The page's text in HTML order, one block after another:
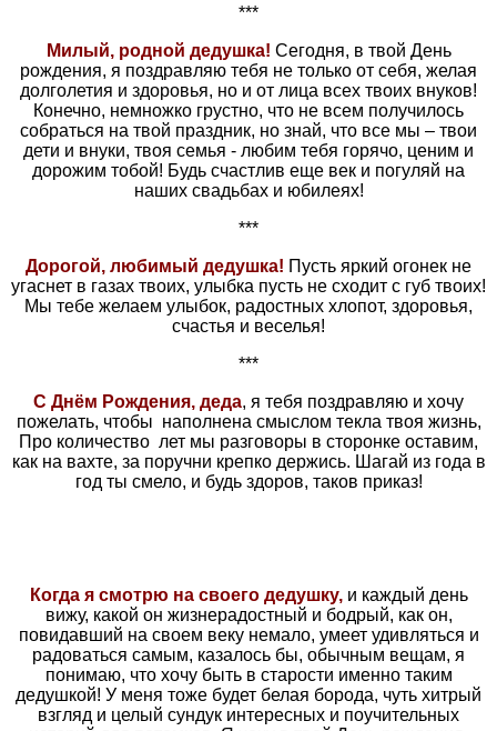
***
Милый, родной дедушка! Сегодня, в твой День
рождения, я поздравляю тебя не только от себя, желая
долголетия и здоровья, но и от лица всех твоих внуков!
Конечно, немножко грустно, что не всем получилось
собраться на твой праздник, но знай, что все мы – твои
дети и внуки, твоя семья - любим тебя горячо, ценим и
дорожим тобой! Будь счастлив еще век и погуляй на
наших свадьбах и юбилеях!
***
Дорогой, любимый дедушка! Пусть яркий огонек не
угаснет в газах твоих, улыбка пусть не сходит с губ твоих!
Мы тебе желаем улыбок, радостных хлопот, здоровья,
счастья и веселья!
***
С Днём Рождения, деда, я тебя поздравляю и хочу
пожелать, чтобы наполнена смыслом текла твоя жизнь,
Про количество лет мы разговоры в сторонке оставим,
как на вахте, за поручни крепко держись. Шагай из года в
год ты смело, и будь здоров, таков приказ!
Когда я смотрю на своего дедушку,и каждый день
вижу, какой он жизнерадостный и бодрый, как он,
повидавший на своем веку немало, умеет удивляться и
радоваться самым, казалось бы, обычным вещам, я
понимаю, что хочу быть в старости именно таким
дедушкой! У меня тоже будет белая борода, чуть хитрый
взгляд и целый сундук интересных и поучительных